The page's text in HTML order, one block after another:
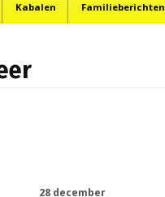
Kabalen Familieberichten
28 december